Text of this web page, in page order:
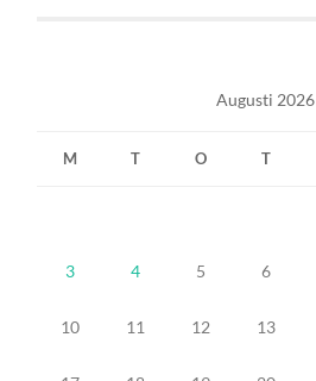
Augusti 2026
M T O T
3 4 5 6
10 11 12 13